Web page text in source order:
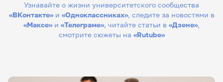
Узнавайте о жизни университетского сообщества
«ВКонтакте»и «Одноклассниках», следите за новостями в
«Максе» и «Телеграме», читайте статьи в «Дзене»,
смотрите сюжеты на «Rutube»